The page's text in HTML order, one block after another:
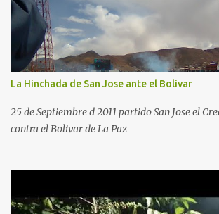
La Hinchada de San Jose ante el Bolivar
25 de Septiembre d 2011 partido San Jose el
contra el Bolivar de La Paz